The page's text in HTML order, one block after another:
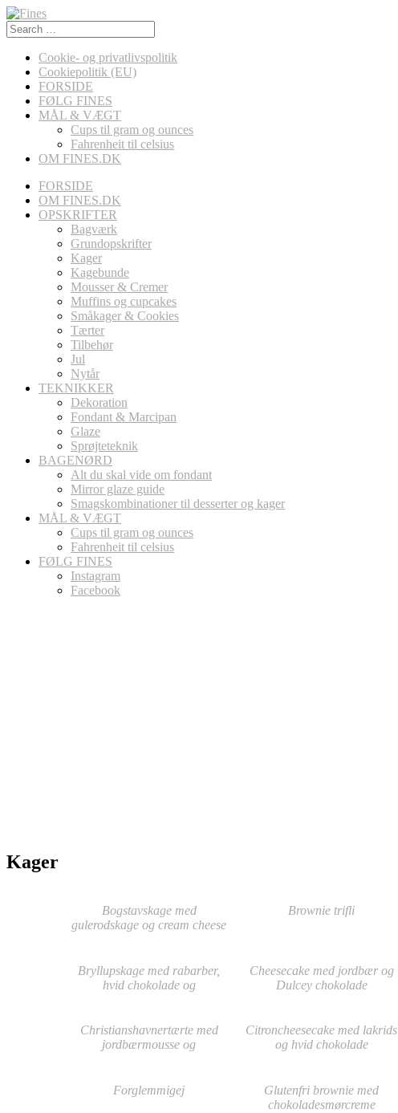
Search
for:
Cookie- og privatlivspolitik
Cookiepolitik (EU)
FORSIDE
FØLG FINES
MÅL & VÆGT
Cups til gram og ounces
Fahrenheit til celsius
OM FINES.DK
FORSIDE
OM FINES.DK
OPSKRIFTER
Bagværk
Grundopskrifter
Kager
Kagebunde
Mousser & Cremer
Muffins og cupcakes
Småkager & Cookies
Tærter
Tilbehør
Jul
Nytår
TEKNIKKER
Dekoration
Fondant & Marcipan
Glaze
Sprøjteteknik
BAGENØRD
Alt du skal vide om fondant
Mirror glaze guide
Smagskombinationer til desserter og kager
MÅL & VÆGT
Cups til gram og ounces
Fahrenheit til celsius
FØLG FINES
Instagram
Facebook
Kager
Bogstavskage med
gulerodskage og cream cheese
Brownie trifli
Bryllupskage med rabarber,
hvid chokolade og
Cheesecake med jordbær og
Dulcey chokolade
Christianshavnertærte med
jordbærmousse og
Citroncheesecake med lakrids
og hvid chokolade
Forglemmigej
Glutenfri brownie med
chokoladesmørcreme